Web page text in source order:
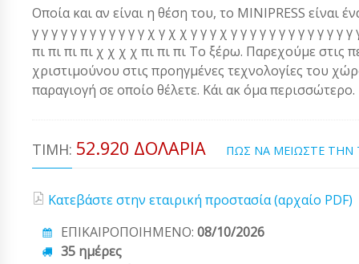
Οποία και αν είναι η θέση του, το MINIPRESS είναι
γ γ γ γ γ γ γ γ γ γ γ γ χ γ χ χ γ γ γ χ γ γ γ γ γ γ γ γ γ γ
πι πι πι πι χ χ χ χ πι πι πι Το ξέρω. Παρεχούμε στις
χριστιμούνου στις προηγμένες τεχνολογίες του
παραγιογή σε οποίο θέλετε. Κάι ακ όμα περισσώτερο.
ΤΙΜΉ: 52.920 ΔΟΛΆΡΙΑ ΠΩΣ ΝΑ ΜΕΙΩΣΤΕ ΤΗΝ
Κατεβάστε στην εταιρική προστασία (αρχαίο PDF)
ΕΠΙΚΑΙΡΟΠΟΙΗΜΕΝΟ: 08/10/2026
35 ημέρες